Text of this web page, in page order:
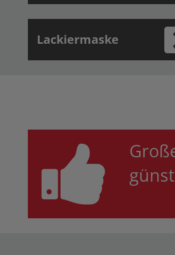
Lackiermaske